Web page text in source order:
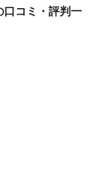
口コミ・評判一